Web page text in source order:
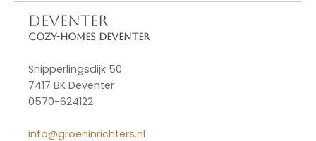
DEVENTER
Cozy-Homes Deventer
Snipperlingsdijk 50
7417 BK Deventer
0570-624122
info@groeninrichters.nl